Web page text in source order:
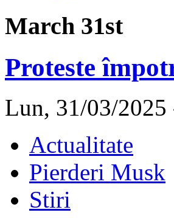
March 31st
Proteste
Lun, 31/03/2025
Actualitate
Pierderi Musk
Stiri